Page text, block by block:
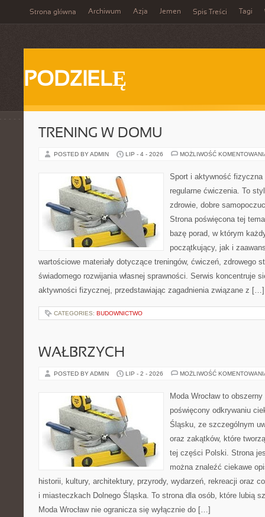
Strona główna Archiwum Azja Jemen Spis Treści Tagi
PODZIELĘ
TRENING W DOMU
POSTED BY ADMIN LIP - 4 - 2026 MOŻLIWOŚĆ
Sport i aktywność
regularne ćwiczenia. To
zdrowie, dobre
Strona poświęcona tej
bazę porad, w którym
początkujący, jak i
wartościowe materiały dotyczące treningów, ćwiczeń, zdrowego
świadomego rozwijania własnej sprawności. Serwis koncentruje
aktywności fizycznej, przedstawiając zagadnienia związane z […]
CATEGORIES: BUDOWNICTWO
WAŁBRZYCH
POSTED BY ADMIN LIP - 2 - 2026 MOŻLIWOŚĆ
Moda Wrocław to
poświęcony odkrywaniu
Śląsku, ze szczególnym
oraz zakątków, które
tej części Polski. Strona
można znaleźć ciekawe
historii, kultury, architektury, przyrody, wydarzeń, rekreacji oraz
i miasteczkach Dolnego Śląska. To strona dla osób, które lubią
Moda Wrocław nie ogranicza się wyłącznie do […]